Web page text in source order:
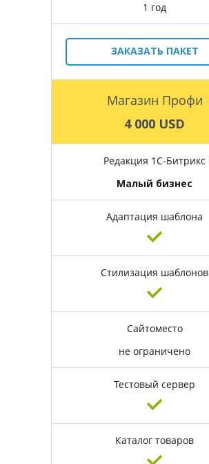
1 год
ЗАКАЗАТЬ ПАКЕТ
Магазин Профи
4 000 USD
Редакция 1С-Битрикс
Малый бизнес
Адаптация шаблона
Стилизация шаблонов
Сайтоместо
не ограничено
Тестовый сервер
Каталог товаров